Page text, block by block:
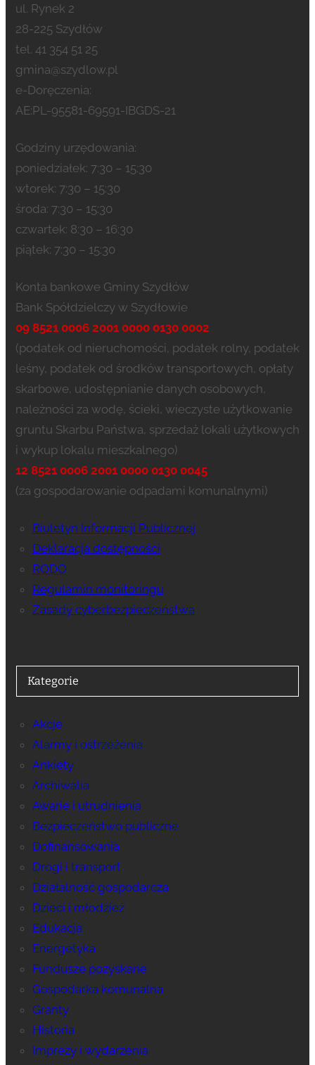
ul. Rynek 2
28-225 Szydłów
tel. 41 354 51 25
gmina@szydlow.pl
e-Doręczenia:
AE:PL-95581-69591-IBGDS-21
Godziny urzędowania:
poniedziałek: 7:30 – 15:30
wtorek: 7:30 – 15:30
środa: 7:30 – 15:30
czwartek: 8:30 – 16:30
piątek: 7:30 – 15:30
Konta bankowe Gminy Szydłów
Bank Spółdzielczy w Szydłowie
09 8521 0006 2001 0000 0130 0002
(podatek od nieruchomości, podatek rolny, podatek
leśny, podatek od środków transportowych, opłaty
skarbowe, udostępnianie danych osobowych,
należności za wodę, ścieki, wieczyste użytkowanie
gruntu Skarbu Państwa, sprzedaż lokali użytkowych
i wykup lokalu mieszkalnego)
12 8521 0006 2001 0000 0130 0045
(za gospodarowanie odpadami komunalnymi)
Biuletyn Informacji Publicznej
Deklaracja dostępności
RODO
Regulamin monitoringu
Zasady cyberbezpieczeństwa
Kategorie
Akcje
Alarmy i ostrzeżenia
Ankiety
Archiwalia
Awarie i utrudnienia
Bezpieczeństwo publiczne
Dofinansowania
Drogi i transport
Działalność gospodarcza
Dzieci i młodzież
Edukacja
Energetyka
Fundusze pozyskane
Gospodarka komunalna
Granty
Historia
Imprezy i wydarzenia